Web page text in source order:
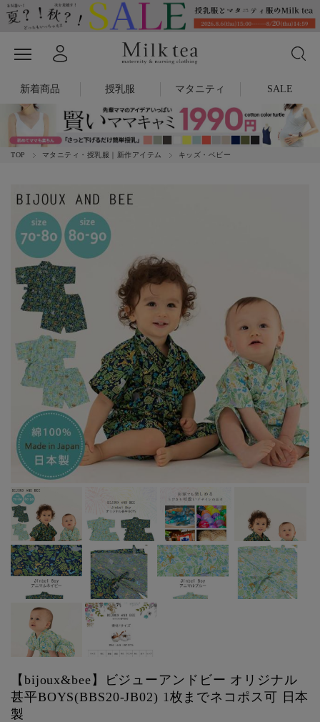
新着商品 授乳服 マタニティ SALE
TOP マタニティ・授乳服｜新作アイテム キッズ・ベビー
【bijoux&bee】ビジューアンドビー オリジナル
甚平BOYS(BBS20-JB02) 1枚までネコポス可 日本
製